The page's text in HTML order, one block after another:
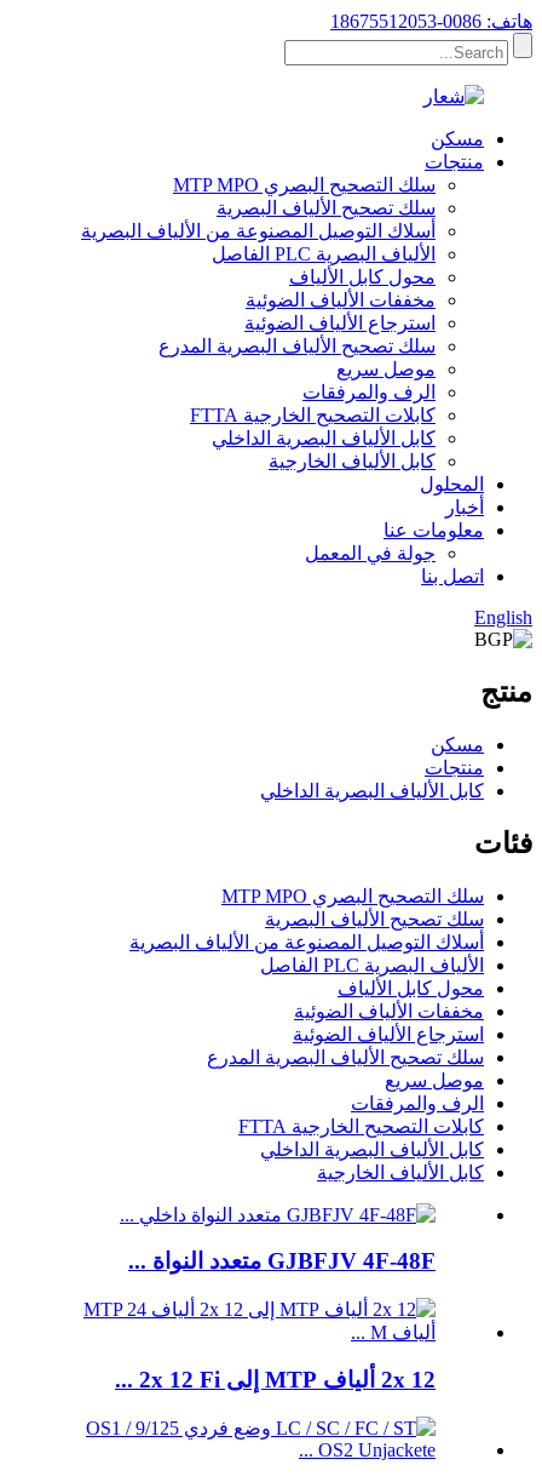
هاتف: 0086-18675512053
مسكن
منتجات
سلك التصحيح البصري MTP MPO
سلك تصحيح الألياف البصرية
أسلاك التوصيل المصنوعة من الألياف البصرية
الألياف البصرية PLC الفاصل
محول كابل الألياف
مخففات الألياف الضوئية
استرجاع الألياف الضوئية
سلك تصحيح الألياف البصرية المدرع
موصل سريع
الرف والمرفقات
كابلات التصحيح الخارجية FTTA
كابل الألياف البصرية الداخلي
كابل الألياف الخارجية
المحلول
أخبار
معلومات عنا
جولة في المعمل
اتصل بنا
English
منتج
مسكن
منتجات
كابل الألياف البصرية الداخلي
فئات
سلك التصحيح البصري MTP MPO
سلك تصحيح الألياف البصرية
أسلاك التوصيل المصنوعة من الألياف البصرية
الألياف البصرية PLC الفاصل
محول كابل الألياف
مخففات الألياف الضوئية
استرجاع الألياف الضوئية
سلك تصحيح الألياف البصرية المدرع
موصل سريع
الرف والمرفقات
كابلات التصحيح الخارجية FTTA
كابل الألياف البصرية الداخلي
كابل الألياف الخارجية
GJBFJV 4F-48F متعدد النواة ...
2x 12 ألياف MTP إلى 2x 12 Fi ...